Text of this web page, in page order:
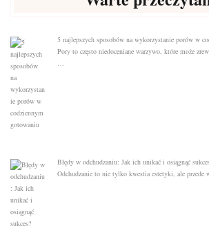
5 najlepszych sposobów na wykorzystanie porów w
Pory to często niedoceniane warzywo, które może
…
Błędy w odchudzaniu: Jak ich unikać i osiągnąć
Odchudzanie to nie tylko kwestia estetyki, ale